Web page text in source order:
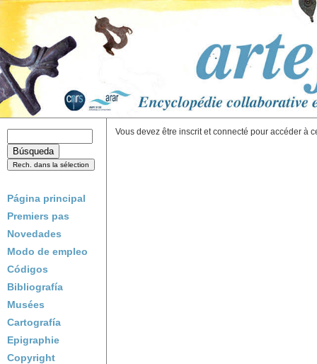
Página principal
Premiers pas
Novedades
Modo de empleo
Códigos
Bibliografía
Musées
Cartografía
Epigraphie
Copyright
Vous devez être inscrit et connecté pour accéder à